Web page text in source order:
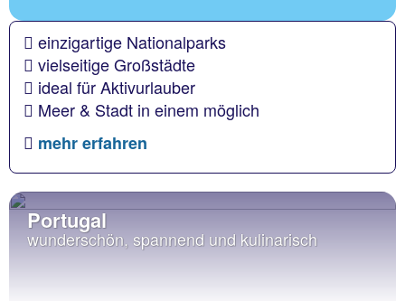
einzigartige Nationalparks
vielseitige Großstädte
ideal für Aktivurlauber
Meer & Stadt in einem möglich
mehr erfahren
Portugal
wunderschön, spannend und kulinarisch